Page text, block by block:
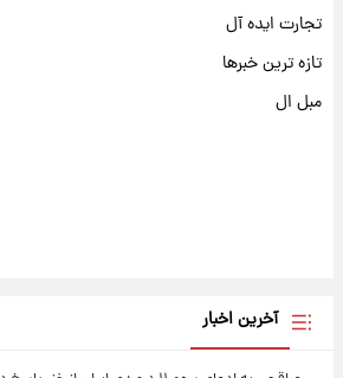
تجارت ایده آل
تازه ترین خبرها
مبل ال
آخرین اخبار